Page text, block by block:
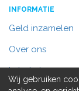
INFORMATIE
Geld inzamelen
Over ons
In het nieuws
Wij gebruiken